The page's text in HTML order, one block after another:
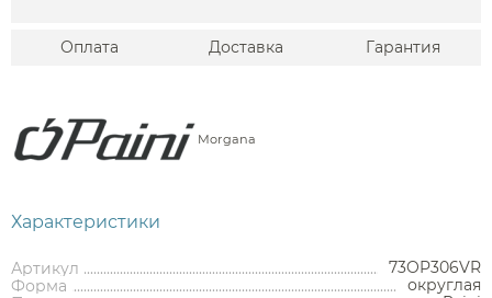
Оплата Доставка Гарантия
Morgana
Характеристики
Артикул
73OP306VR
Форма
округлая